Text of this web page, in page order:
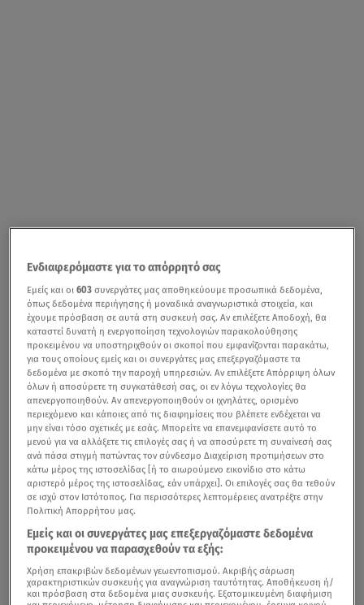
Ενδιαφερόμαστε για το απόρρητό σας
Εμείς και οι603 συνεργάτες μας αποθηκεύουμε προσωπικά δεδομένα,
όπως δεδομένα περιήγησης ή μοναδικά αναγνωριστικά στοιχεία, και
έχουμε πρόσβαση σε αυτά στη συσκευή σας. Αν επιλέξετε Αποδοχή, θα
καταστεί δυνατή η ενεργοποίηση τεχνολογιών παρακολούθησης
προκειμένου να υποστηριχθούν οι σκοποί που εμφανίζονται παρακάτω,
για τους οποίους εμείς και οι συνεργάτες μας επεξεργαζόμαστε τα
δεδομένα με σκοπό την παροχή υπηρεσιών. Αν επιλέξετε Απόρριψη όλων
όλων ή αποσύρετε τη συγκατάθεσή σας, οι εν λόγω τεχνολογίες θα
απενεργοποιηθούν. Αν απενεργοποιηθούν οι ιχνηλάτες, ορισμένο
περιεχόμενο και κάποιες από τις διαφημίσεις που βλέπετε ενδέχεται να
μην είναι τόσο σχετικές με εσάς. Μπορείτε να επανεμφανίσετε αυτό το
μενού για να αλλάξετε τις επιλογές σας ή να αποσύρετε τη συναίνεσή σας
ανά πάσα στιγμή πατώντας τον σύνδεσμο Διαχείριση προτιμήσεων στο
κάτω μέρος της ιστοσελίδας [ή το αιωρούμενο εικονίδιο στο κάτω
αριστερό μέρος της ιστοσελίδας, εάν υπάρχει]. Οι επιλογές σας θα τεθούν
σε ισχύ στον Ιστότοπος. Για περισσότερες λεπτομέρειες ανατρέξτε στην
Πολιτική Απορρήτου μας.
Εμείς και οι συνεργάτες μας επεξεργαζόμαστε δεδομένα
προκειμένου να παρασχεθούν τα εξής:
Χρήση επακριβών δεδομένων γεωεντοπισμού. Ακριβής σάρωση
χαρακτηριστικών συσκευής για αναγνώριση ταυτότητας. Αποθήκευση ή/
και πρόσβαση στα δεδομένα μιας συσκευής. Εξατομικευμένη διαφήμιση